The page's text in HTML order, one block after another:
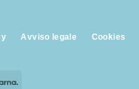
Avviso legale Cookies